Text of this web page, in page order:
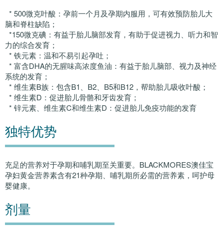
* 500微克叶酸：孕前一个月及孕期内服用，可有效预防胎儿大
脑和脊柱缺陷；
*150微克碘：有益于胎儿脑部发育，有助于促进视力、听力和智
力的综合发育；
* 铁元素：温和不易引起孕吐；
* 富含DHA的无腥味高浓度鱼油：有益于胎儿脑部、视力及神经
系统的发育；
* 维生素B族：包含B1、B2、B5和B12，帮助胎儿吸收叶酸；
* 维生素D：促进胎儿骨骼和牙齿发育；
* 锌元素、维生素C和维生素D：促进胎儿免疫功能的发育
独特优势
充足的营养对于孕期和哺乳期至关重要。BLACKMORES澳佳宝
孕妇黄金营养素含有21种孕期、哺乳期所必需的营养素，呵护母
婴健康。
剂量